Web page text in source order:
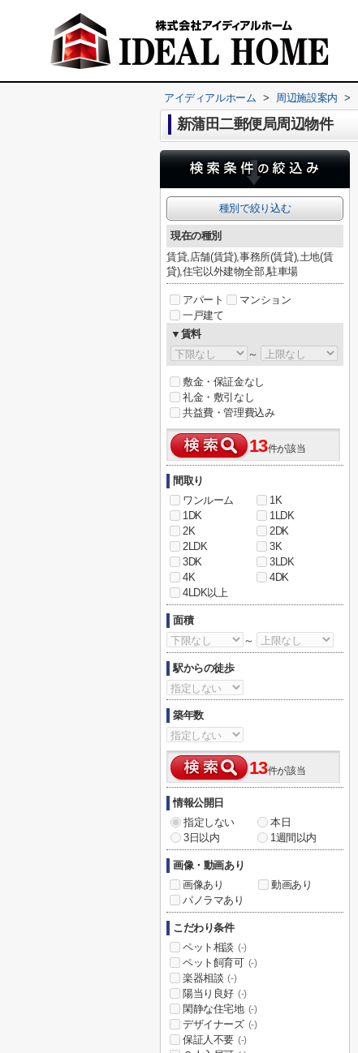
アイディアルホーム > 周辺施設案内 >
新蒲田二郵便局周辺物件
種別で絞り込む
現在の種別
賃貸,店舗(賃貸),事務所(賃貸),土地(賃
貸),住宅以外建物全部,駐車場
アパート
マンション
一戸建て
▼賃料
～
敷金・保証金なし
礼金・敷引なし
共益費・管理費込み
13件が該当
間取り
ワンルーム
1K
1DK
1LDK
2K
2DK
2LDK
3K
3DK
3LDK
4K
4DK
4LDK以上
面積
～
駅からの徒歩
築年数
13件が該当
情報公開日
指定しない
本日
3日以内
1週間以内
画像・動画あり
画像あり
動画あり
パノラマあり
こだわり条件
ペット相談 (-)
ペット飼育可 (-)
楽器相談 (-)
陽当り良好 (-)
閑静な住宅地 (-)
デザイナーズ (-)
保証人不要 (-)